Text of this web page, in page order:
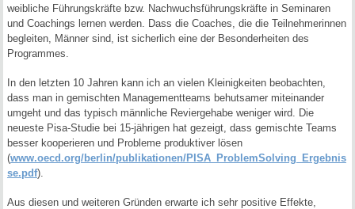
weibliche Führungskräfte bzw. Nachwuchsführungskräfte in Seminaren
und Coachings lernen werden. Dass die Coaches, die die Teilnehmerinnen
begleiten, Männer sind, ist sicherlich eine der Besonderheiten des
Programmes.
In den letzten 10 Jahren kann ich an vielen Kleinigkeiten beobachten,
dass man in gemischten Managementteams behutsamer miteinander
umgeht und das typisch männliche Reviergehabe weniger wird. Die
neueste Pisa-Studie bei 15-jährigen hat gezeigt, dass gemischte Teams
besser kooperieren und Probleme produktiver lösen
(www.oecd.org/berlin/publikationen/PISA_ProblemSolving_Ergebnis
se.pdf).
Aus diesen und weiteren Gründen erwarte ich sehr positive Effekte,